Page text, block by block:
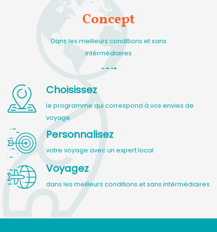
Concept
Dans les meilleurs conditions et sans
intérmédiaires
Choisissez
le programme qui correspond à vos envies de
voyage
Personnalisez
votre voyage avec un expert local
Voyagez
dans les meilleurs conditions et sans intérmédiaires